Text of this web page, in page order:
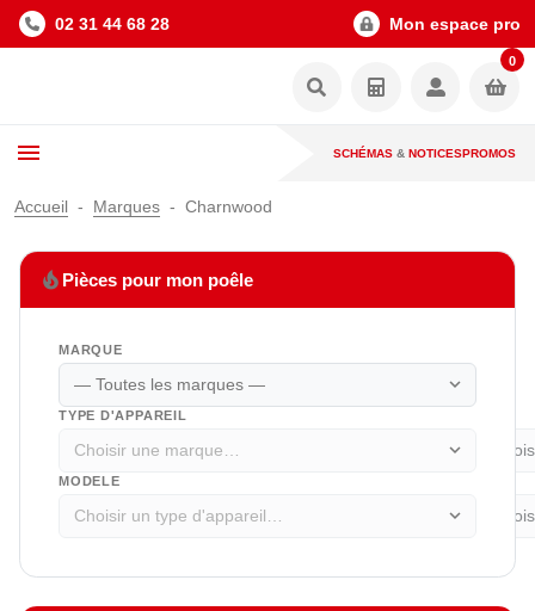
02 31 44 68 28 Mon espace pro
0
SCHÉMAS & NOTICESPROMOS
Accueil Marques Charnwood
local_fire_department Pièces pour mon poêle
MARQUE
expand_more
TYPE D'APPAREIL
expand_more
MODELE
expand_more